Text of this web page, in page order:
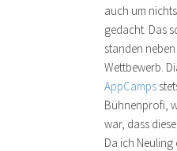
auch um
gedacht. Das
standen
Wettbewerb.
AppCamps
Bühnenprofi,
war, dass
Da ich